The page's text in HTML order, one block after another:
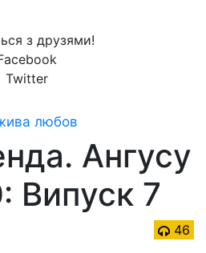
з друзями!
Twitter
любов
Ангусу
Випуск 7
46